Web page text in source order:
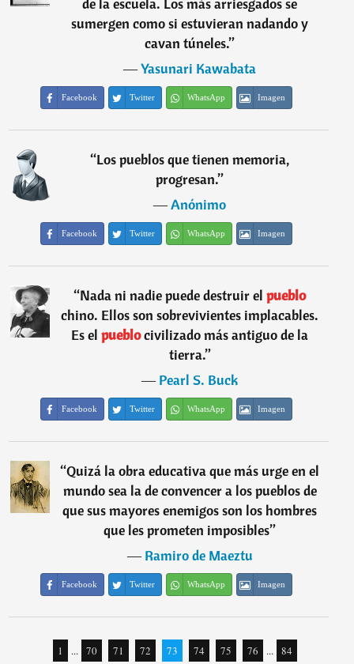
sumergen como si estuvieran nadando y
cavan túneles.”
―Yasunari Kawabata
Facebook Twitter WhatsApp Imagen
“Los pueblos que tienen memoria,
progresan.”
―Anónimo
Facebook Twitter WhatsApp Imagen
“Nada ni nadie puede destruir el pueblo
chino. Ellos son sobrevivientes implacables.
Es el pueblocivilizado más antiguo de la
tierra.”
―Pearl S. Buck
Facebook Twitter WhatsApp Imagen
“Quizá la obra educativa que más urge en el
mundo sea la de convencer a los pueblos de
que sus mayores enemigos son los hombres
que les prometen imposibles”
―Ramiro de Maeztu
Facebook Twitter WhatsApp Imagen
1 ... 70 71 72 73 74 75 76 ... 84